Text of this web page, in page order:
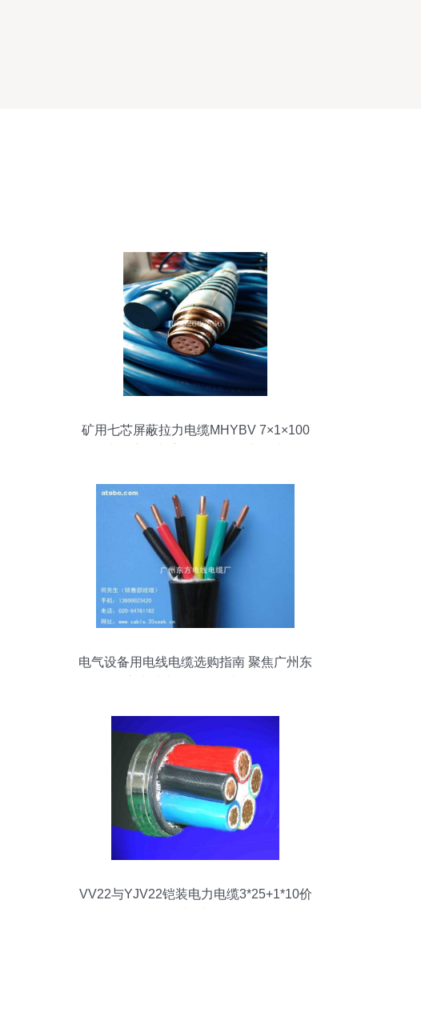
矿用七芯屏蔽拉力电缆MHYBV 7×1×100
电气设备用电线电缆选购指南 聚焦广州东
VV22与YJV22铠装电力电缆3*25+1*10价